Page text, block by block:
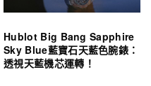
Hublot Big Bang Sapphire
Sky Blue藍寶石天藍色腕錶：
透視天藍機芯運轉！